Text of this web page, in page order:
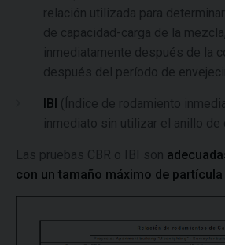
relación utilizada para
de capacidad-carga de la
inmediatamente después de la
después del período de
IBI (Índice de rodamiento
inmediato sin utilizar el anillo de
Las pruebas CBR o IBI son
con un tamaño máximo de